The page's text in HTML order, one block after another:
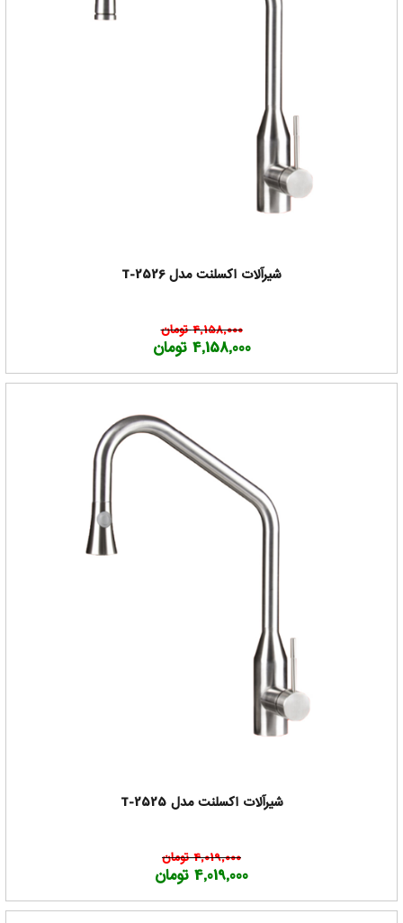
شیرآلات اکسلنت مدل T-2526
4,158,000 تومان
4,158,000 تومان
شیرآلات اکسلنت مدل T-2525
4,019,000 تومان
4,019,000 تومان